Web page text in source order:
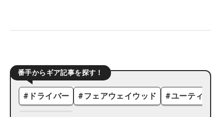
番手からギア記事を探す！
# ドライバー #フェアウェイウッド #ユーティリ